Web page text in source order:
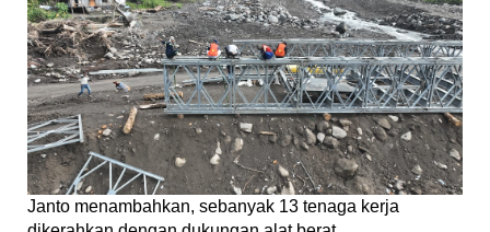
Janto menambahkan, sebanyak 13 tenaga kerja